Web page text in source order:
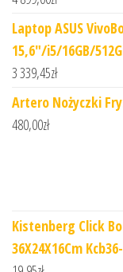
Laptop ASUS
15,6"/i5/16GB/
3 339,45zł
Artero Nożyczki
480,00zł
Kistenberg Click
36X24X16Cm